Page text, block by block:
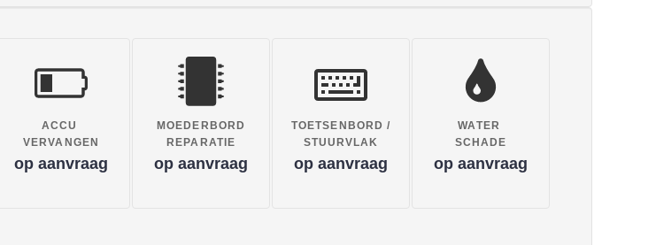
ACCU
VERVANGEN
op aanvraag
MOEDERBORD
REPARATIE
op aanvraag
TOETSENBORD /
STUURVLAK
op aanvraag
WATER
SCHADE
op aanvraag